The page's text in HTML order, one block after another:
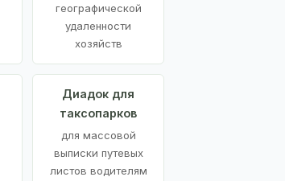
географической
удаленности
хозяйств
Диадок для
таксопарков
для массовой
выписки путевых
листов водителям